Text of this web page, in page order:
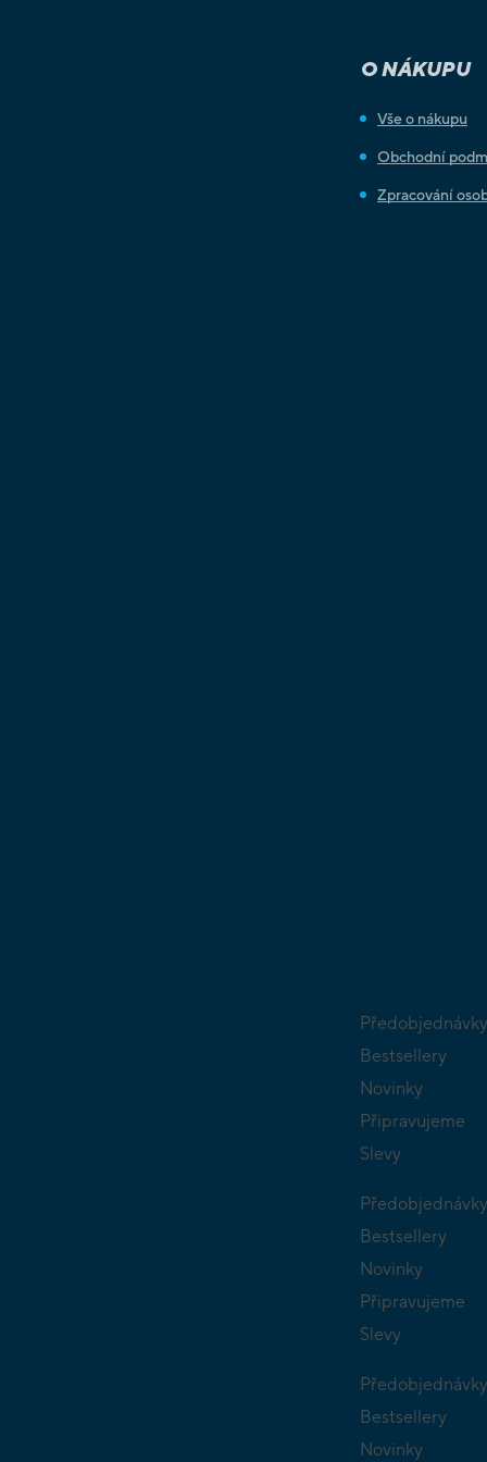
O NÁKUPU
Vše o nákupu
Obchodní
Zpracování
Předobjednávky
Bestsellery
Novinky
Připravujeme
Slevy
Předobjednávky
Bestsellery
Novinky
Připravujeme
Slevy
Předobjednávky
Bestsellery
Novinky